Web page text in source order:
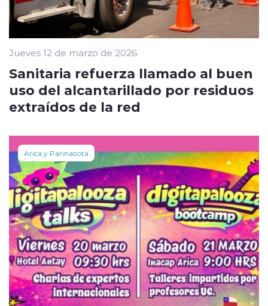
Jueves 12 de marzo de 2026
Sanitaria refuerza llamado al buen
uso del alcantarillado por residuos
extraídos de la red
Arica y Parinacota